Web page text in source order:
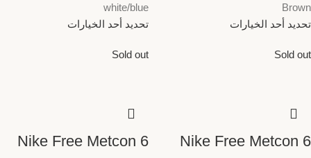
Brown
تحديد أحد الخيارات
white/blue
تحديد أحد الخيارات
Sold out
Nike Free Metcon 6
Sold out
Nike Free Metcon 6